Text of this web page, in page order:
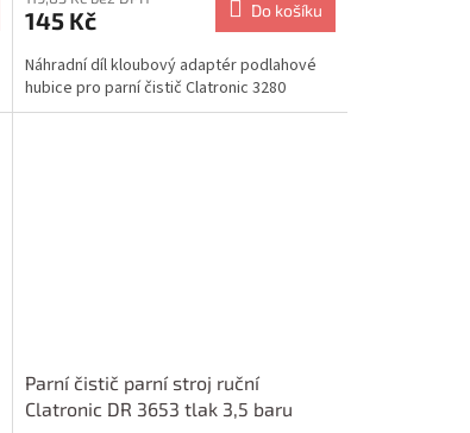
145 Kč Do košíku
Náhradní díl kloubový adaptér podlahové
hubice pro parní čistič Clatronic 3280
Parní čistič parní stroj ruční
Clatronic DR 3653 tlak 3,5 baru